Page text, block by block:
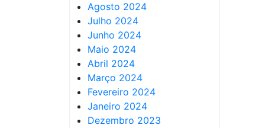
Agosto 2024
Julho 2024
Junho 2024
Maio 2024
Abril 2024
Março 2024
Fevereiro 2024
Janeiro 2024
Dezembro 2023